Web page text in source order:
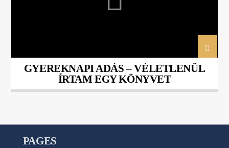
GYEREKNAPI ADÁS – VÉLETLENÜL
ÍRTAM EGY KÖNYVET
PAGES